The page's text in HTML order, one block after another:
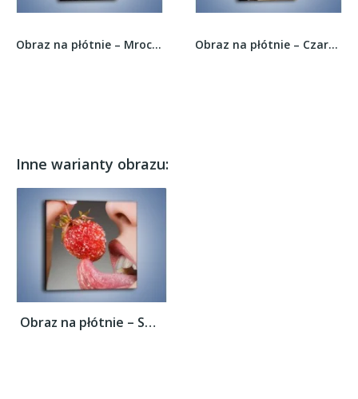
Obraz na płótnie – Mroczny świat odważnej... Obraz na płótnie – Czarna dama i woalka –...
Inne warianty obrazu:
Obraz na płótnie – Smakować językiem –...